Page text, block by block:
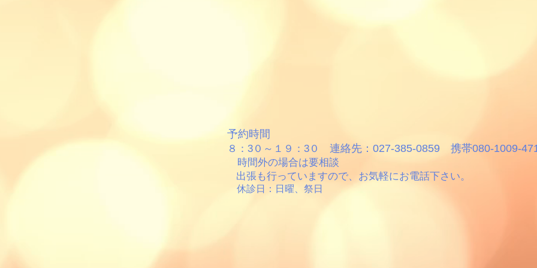
予約時間
８：3０～１９：3０ 連絡先：027-385-0859 携帯080-1009-
時間外の場合は要相談
出張も行っていますので、お気軽にお電話下さい。
休診日：日曜、祭日